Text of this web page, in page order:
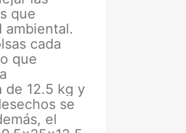
que
ambiental.
cada
que
de 12.5 kg y
se
el